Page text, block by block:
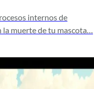
internos de
la muerte de tu mascota…